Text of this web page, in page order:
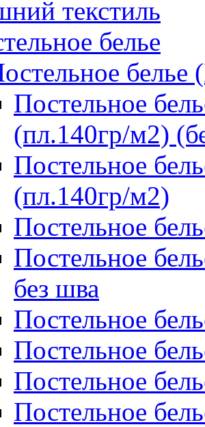
текстиль
белье
белье
Постельное
(пл.140гр/м2)
Постельное
(пл.140гр/м2)
Постельное
Постельное
без шва
Постельное
Постельное
Постельное
Постельное